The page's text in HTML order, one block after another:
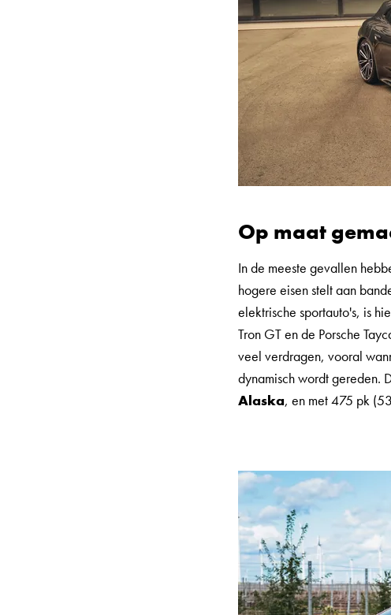
Op maat
In de meeste gevallen
hogere eisen stelt aan
elektrische sportauto's, is
Tron GT en de Porsche
veel verdragen, vooral
dynamisch wordt gereden.
Alaska, en met 475 pk